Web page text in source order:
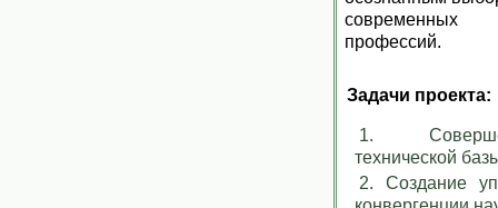
современных
профессий.
Задачи проекта:
технической
Создание